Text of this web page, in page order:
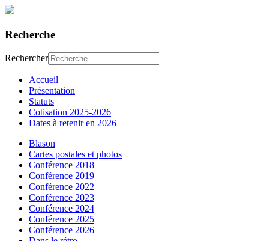
Recherche
Rechercher
Accueil
Présentation
Statuts
Cotisation 2025-2026
Dates à retenir en 2026
Blason
Cartes postales et photos
Conférence 2018
Conférence 2019
Conférence 2022
Conférence 2023
Conférence 2024
Conférence 2025
Conférence 2026